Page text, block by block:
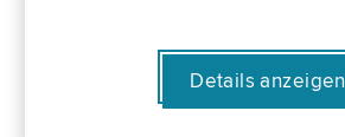
Details anzeigen